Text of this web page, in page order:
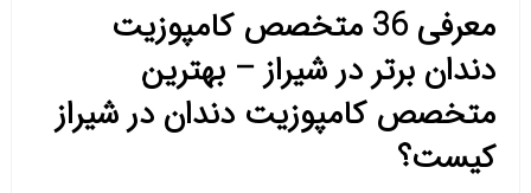
معرفی 36 متخصص کامپوزیت
دندان برتر در شیراز – بهترین
متخصص کامپوزیت دندان در شیراز
کیست؟